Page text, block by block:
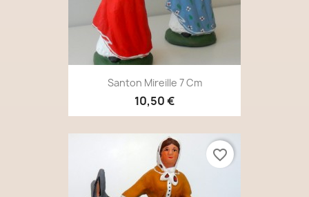
Santon Mireille 7 Cm
10,50 €
favorite_border